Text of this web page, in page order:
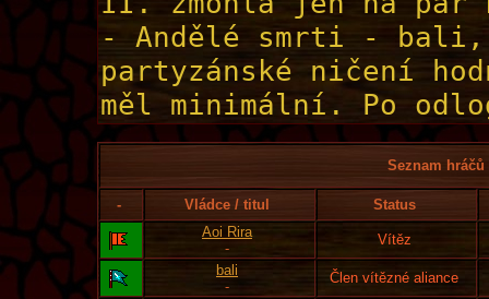
Seznam
- Vládce / titul
Status
Aoi Rira
-
Vítěz
bali
-
Člen vítězné aliance